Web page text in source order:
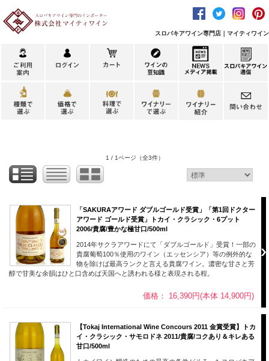
スロバキアワイン専門店｜マイティワイン
1 / 1ページ （全3件）
「SAKURAアワード ダブルゴールド受賞」「第1回ドクター
アワード ゴールド受賞」トカイ・クラシック・6プット
2006/貴腐/豊かな極甘口/500ml
2014年サクラアワードにて「ダブルゴールド」受賞！一部の
貴腐葡萄100％使用のワイン（エッセンシア）等の例外的な
物を除けば最高ランクと言える貴腐ワイン。濃密な甘さと芳
醇で甘美な余韻はひと口含めば天国へと誘われる様と表現される程。
価格： 16,390円(本体 14,900円)
【Tokaj International Wine Concours 2011 金賞受賞】トカ
イ・クラシック・サモロドネ 2011/貴腐/コクあり＆キレある
甘口/500ml